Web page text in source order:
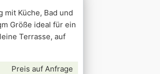
Küche, Bad und
Größe ideal für ein
Terrasse, auf
Preis auf Anfrage